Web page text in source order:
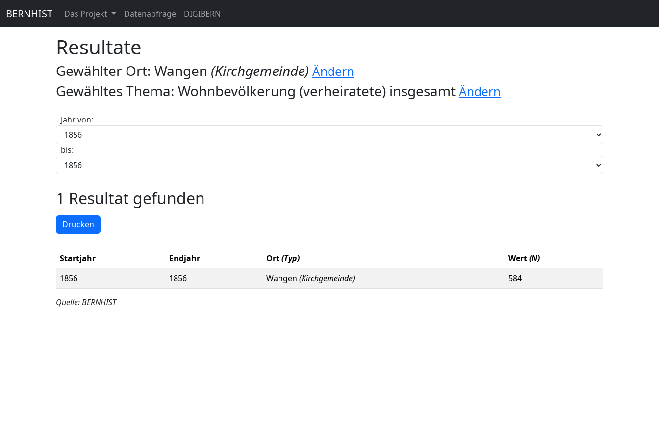
BERNHIST Das Projekt Datenabfrage DIGIBERN
Resultate
Gewählter Ort: Wangen (Kirchgemeinde) Ändern
Gewähltes Thema: Wohnbevölkerung (verheiratete) insgesamt Ändern
Jahr von:
bis:
1 Resultat gefunden
Drucken
Startjahr Endjahr Ort(Typ) Wert(N)
1856
1856 Wangen (Kirchgemeinde) 584
Quelle: BERNHIST